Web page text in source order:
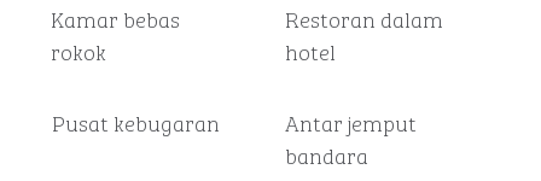
Kamar bebas
rokok
Restoran dalam
hotel
Pusat kebugaran
Antar jemput
bandara